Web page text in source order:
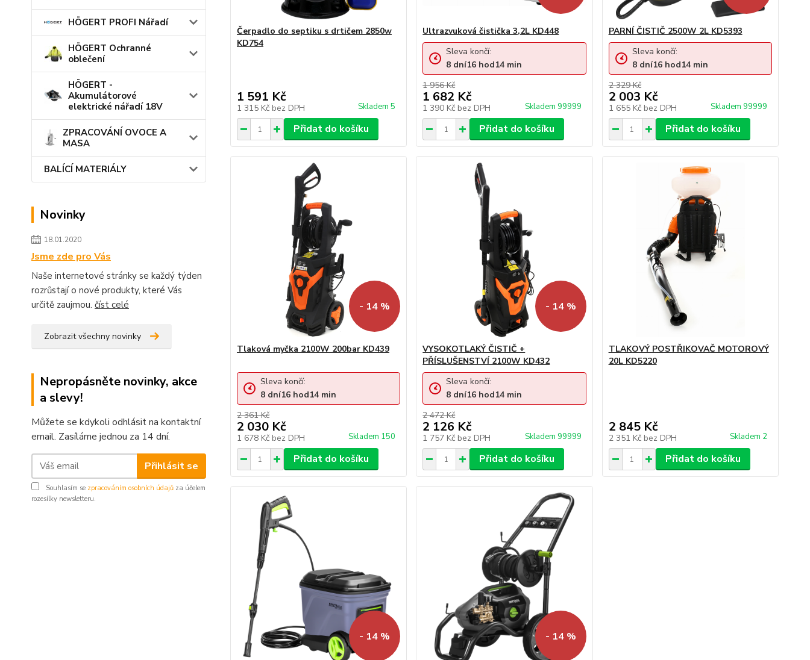
HÖGERT PROFI Nářadí
HÖGERT Ochranné
oblečení
HÖGERT -
Akumulátorové
elektrické nářadí 18V
ZPRACOVÁNÍ OVOCE A
MASA
BALÍCÍ MATERIÁLY
Novinky
18.01.2020
Jsme zde pro Vás
Naše internetové stránky se každý týden
rozrůstají o nové produkty, které Vás
určitě zaujmou. číst celé
Zobrazit všechny novinky
Nepropásněte novinky, akce
a slevy!
Můžete se kdykoli odhlásit na kontaktní
email. Zasíláme jednou za 14 dní.
Přihlásit se
Souhlasím se zpracováním osobních údajů za účelem
rozesílky newsletteru.
Čerpadlo do septiku s drtičem 2850w
KD754
1 591 Kč
1 315 Kč bez DPH Skladem 5
Přidat do košíku
Ultrazvuková čistička 3,2L KD448
1 956 Kč
1 682 Kč
1 390 Kč bez DPH Skladem 99999
Sleva končí:
8 dní16 hod14 min
Přidat do košíku
PARNÍ ČISTIČ 2500W 2L KD5393
2 329 Kč
2 003 Kč
1 655 Kč bez DPH Skladem 99999
Sleva končí:
8 dní16hod14min
Přidat do košíku
- 14 %
Tlaková myčka 2100W 200bar KD439
2 361 Kč
2 030 Kč
1 678 Kč bez DPH Skladem 150
Sleva končí:
8 dní16hod14min
Přidat do košíku
- 14 %
VYSOKOTLAKÝ ČISTIČ +
PŘÍSLUŠENSTVÍ 2100W KD432
2 472 Kč
2 126 Kč
1 757 Kč bez DPH Skladem 99999
Sleva končí:
8 dní16 hod14 min
Přidat do košíku
TLAKOVÝ POSTŘIKOVAČ MOTOROVÝ
20L KD5220
2 845 Kč
2 351 Kč bez DPH Skladem 2
Přidat do košíku
- 14 % - 14 %